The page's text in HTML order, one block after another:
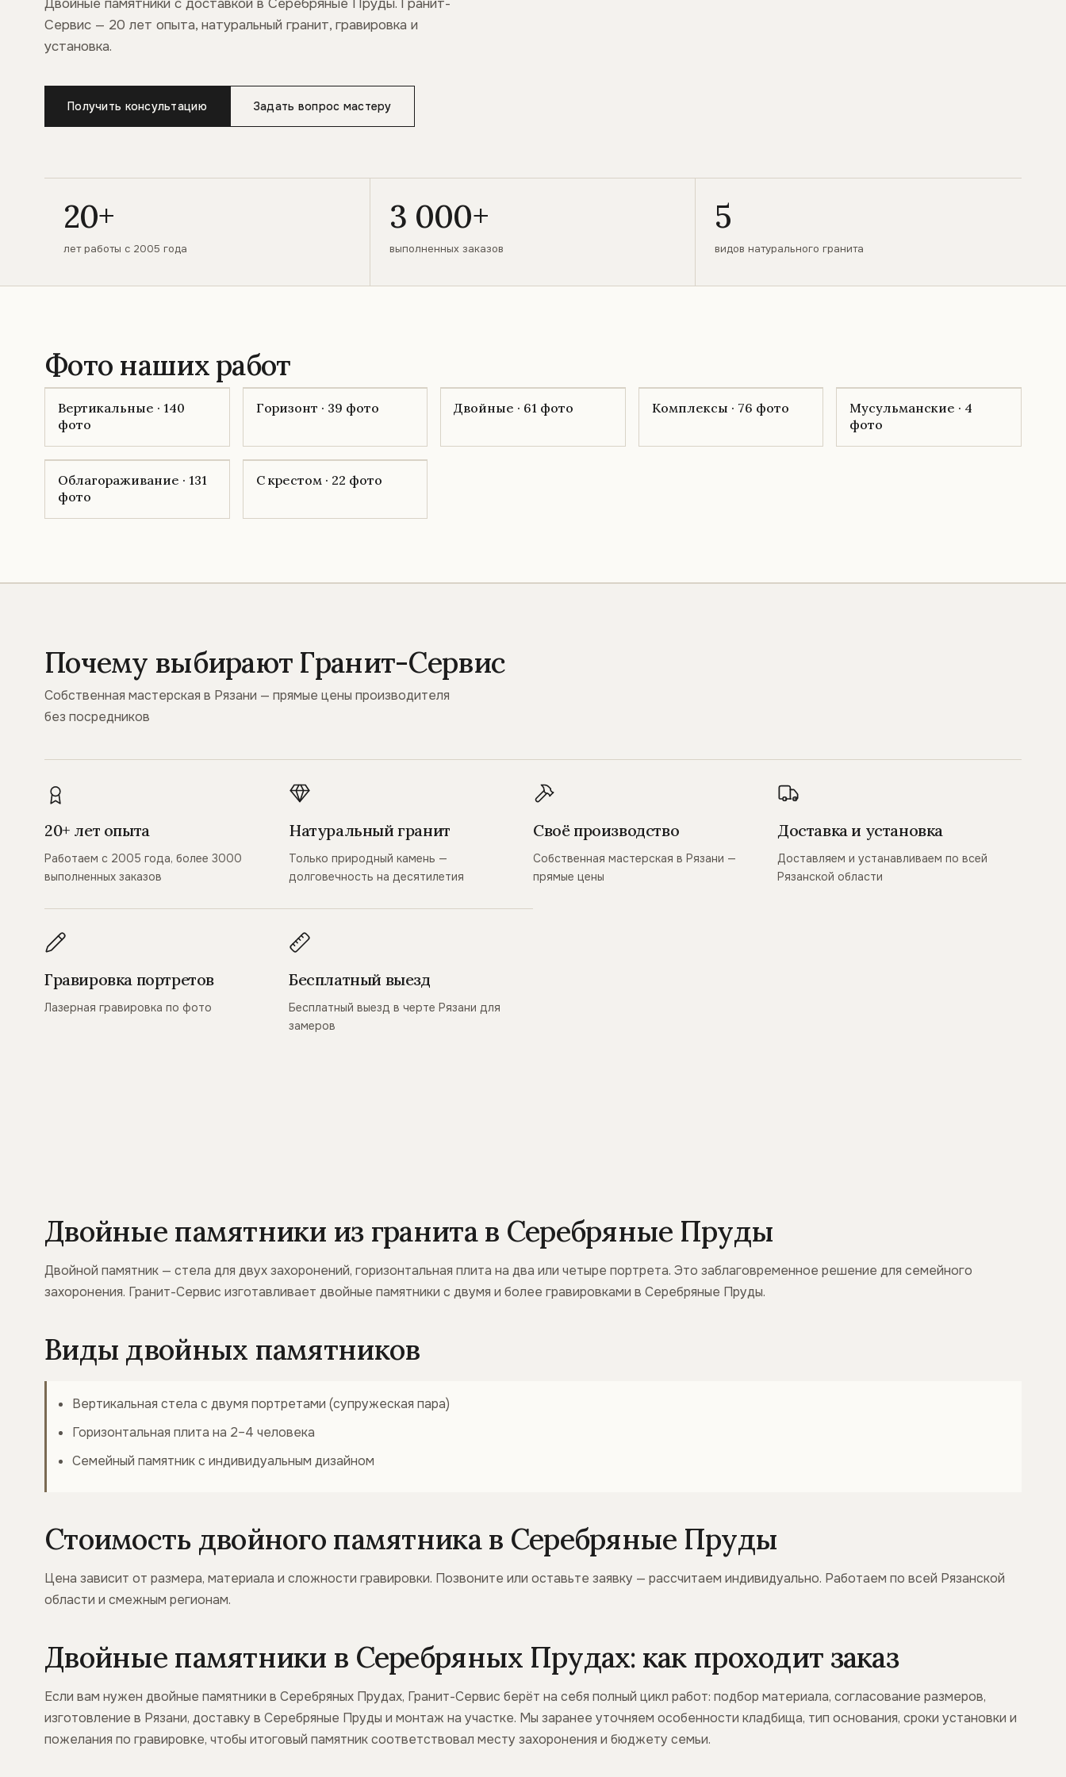
Двойные памятники с доставкой в Серебряные Пруды. Гранит-
Сервис — 20 лет опыта, натуральный гранит, гравировка и
установка.
Получить консультацию Задать вопрос мастеру
20+
лет работы с 2005 года
3 000+
выполненных заказов
5
видов натурального гранита
Фото наших работ
Вертикальные · 140
фото
Горизонт · 39 фото Двойные · 61 фото Комплексы · 76 фото
Мусульманские · 4
фото
Облагораживание · 131
фото
С крестом · 22 фото
Почему выбирают Гранит-Сервис
Собственная мастерская в Рязани — прямые цены производителя
без посредников
20+ лет опыта
Работаем с 2005 года, более 3000
выполненных заказов
Натуральный гранит
Только природный камень —
долговечность на десятилетия
Своё производство
Собственная мастерская в Рязани —
прямые цены
Доставка и установка
Доставляем и устанавливаем по всей
Рязанской области
Гравировка портретов
Лазерная гравировка по фото
Бесплатный выезд
Бесплатный выезд в черте Рязани для
замеров
Двойные памятники из гранита в Серебряные Пруды
Двойной памятник — стела для двух захоронений, горизонтальная плита на два или четыре портрета. Это заблаговременное решение для семейного
захоронения. Гранит-Сервис изготавливает двойные памятники с двумя и более гравировками в Серебряные Пруды.
Виды двойных памятников
Вертикальная стела с двумя портретами (супружеская пара)
Горизонтальная плита на 2–4 человека
Семейный памятник с индивидуальным дизайном
Стоимость двойного памятника в Серебряные Пруды
Цена зависит от размера, материала и сложности гравировки. Позвоните или оставьте заявку — рассчитаем индивидуально. Работаем по всей Рязанской
области и смежным регионам.
Двойные памятники в Серебряных Прудах: как проходит заказ
Если вам нужен двойные памятники в Серебряных Прудах, Гранит-Сервис берёт на себя полный цикл работ: подбор материала, согласование размеров,
изготовление в Рязани, доставку в Серебряные Пруды и монтаж на участке. Мы заранее уточняем особенности кладбища, тип основания, сроки установки и
пожелания по гравировке, чтобы итоговый памятник соответствовал месту захоронения и бюджету семьи.